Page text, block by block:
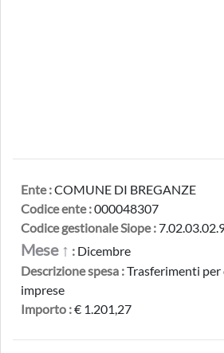
Ente :COMUNE DI BREGANZE
Codice ente :000048307
Codice gestionale Siope :
Mese ↑ : Dicembre
Descrizione spesa :Trasferimenti
imprese
Importo :€ 1.201,27